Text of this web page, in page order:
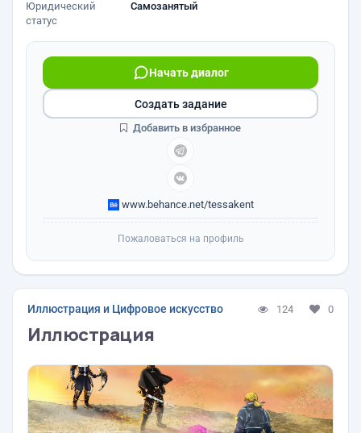
Юридический
статус
Самозанятый
Начать диалог
www.behance.net/tessakent
Создать задание
Добавить в избранное
Пожаловаться на профиль
Иллюстрация и Цифровое искусство 124 0
Иллюстрация